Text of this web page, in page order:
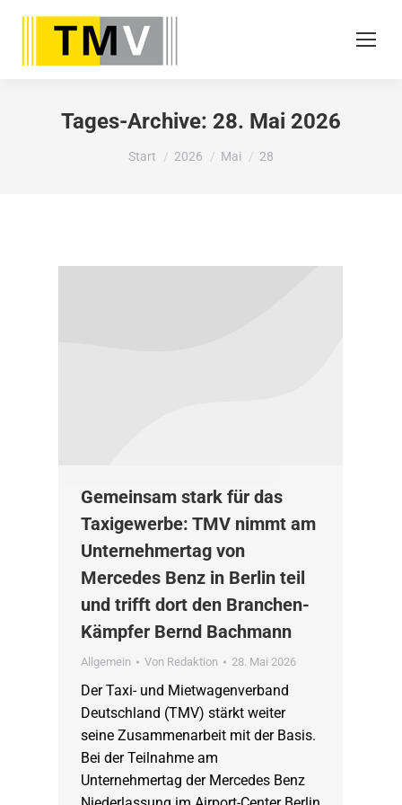
Tages-Archive: 28. Mai 2026
Sie befinden sich hier:
Start 2026 Mai 28
Gemeinsam stark für das
Taxigewerbe: TMV nimmt am
Unternehmertag von
Mercedes Benz in Berlin teil
und trifft dort den Branchen-
Kämpfer Bernd Bachmann
Allgemein Von Redaktion 28. Mai 2026
Der Taxi- und Mietwagenverband
Deutschland (TMV) stärkt weiter
seine Zusammenarbeit mit der Basis.
Bei der Teilnahme am
Unternehmertag der Mercedes Benz